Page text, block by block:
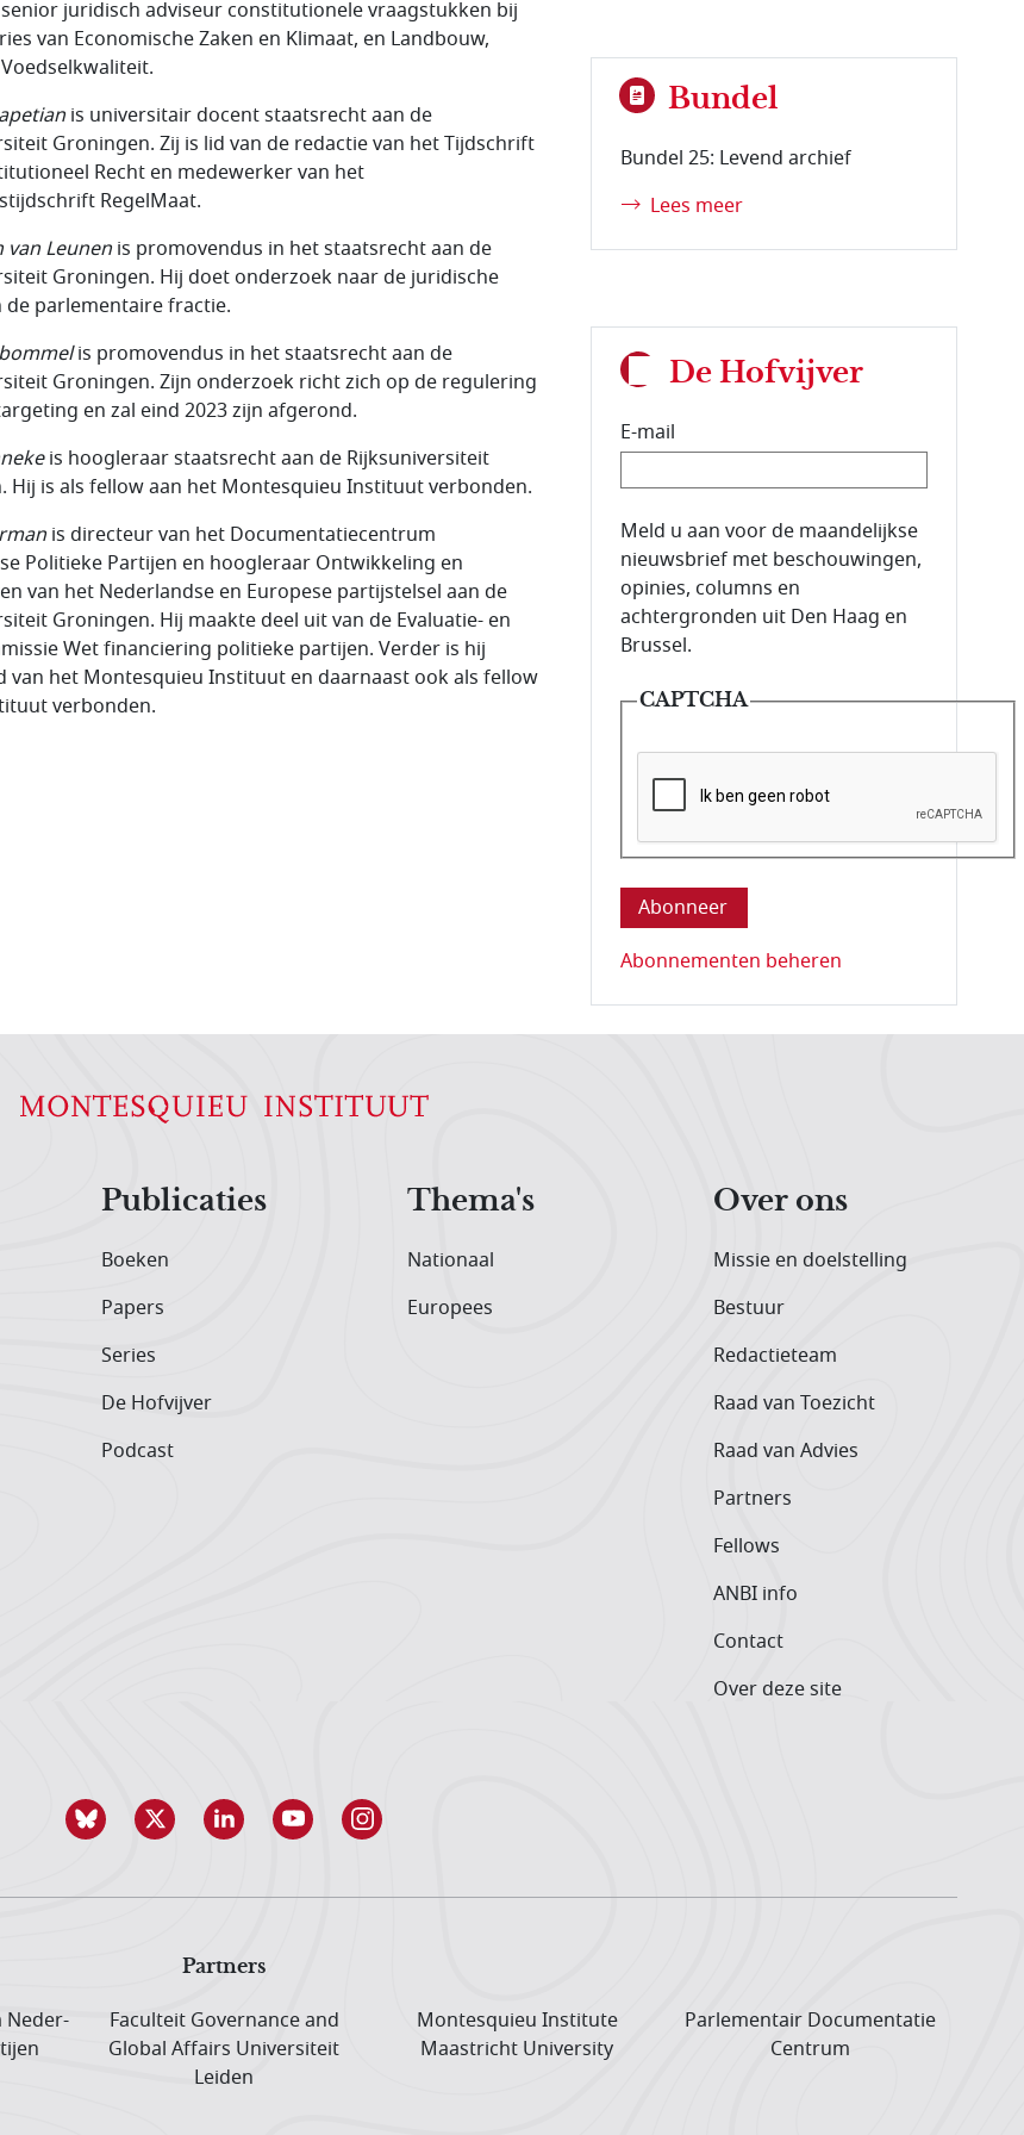
juridisch adviseur constitutionele vraagstukken bij
van Economische Zaken en Klimaat, en Landbouw,
is universitair docent staatsrecht aan de
Groningen. Zij is lid van de redactie van het Tijdschrift
Recht en medewerker van het
RegelMaat.
van Leunen is promovendus in het staatsrecht aan de
Groningen. Hij doet onderzoek naar de juridische
de parlementaire fractie.
is promovendus in het staatsrecht aan de
Groningen. Zijn onderzoek richt zich op de regulering
en zal eind 2023 zijn afgerond.
is hoogleraar staatsrecht aan de Rijksuniversiteit
Hij is als fellow aan het Montesquieu Instituut verbonden.
is directeur van het Documentatiecentrum
Politieke Partijen en hoogleraar Ontwikkeling en
van het Nederlandse en Europese partijstelsel aan de
Groningen. Hij maakte deel uit van de Evaluatie- en
Wet financiering politieke partijen. Verder is hij
van het Montesquieu Instituut en daarnaast ook als fellow
verbonden.
Bundel
Bundel 25: Levend archief
Lees meer
De Hofvijver
E-mail
E-mailadres van de abonnee.
Meld u aan voor de maandelijkse
nieuwsbrief met beschouwingen,
opinies, columns en
achtergronden uit Den Haag en
Brussel.
CAPTCHA
Deze vraag is om te controleren dat u
Abonnementen beheren
Publicaties
Boeken
Papers
Series
De Hofvijver
Podcast
Thema's
Nationaal
Europees
Over ons
Missie en doelstelling
Bestuur
Redactieteam
Raad van Toezicht
Raad van Advies
Partners
Fellows
ANBI info
Contact
Over deze site
Partners
Neder­
Faculteit Governance and
Global Affairs Universiteit
Leiden
Montesquieu Institute
Maastricht University
Parlementair Documentatie
Centrum